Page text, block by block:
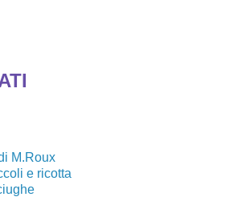
M.Roux
e ricotta